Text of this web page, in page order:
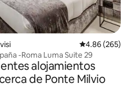
Calificación
4.86 (265)
-Roma Luma Suite 29
alojamientos
de Ponte Milvio